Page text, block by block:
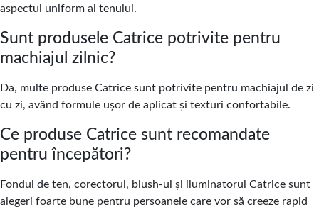
aspectul uniform al tenului.
Sunt produsele Catrice potrivite pentru
machiajul zilnic?
Da, multe produse Catrice sunt potrivite pentru machiajul de zi
cu zi, având formule ușor de aplicat și texturi confortabile.
Ce produse Catrice sunt recomandate
pentru începători?
Fondul de ten, corectorul, blush-ul și iluminatorul Catrice sunt
alegeri foarte bune pentru persoanele care vor să creeze rapid